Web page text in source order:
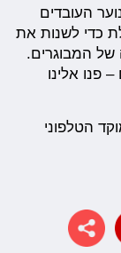
העובדים
כדי לשנות את
של המבוגרים.
– פנו אלינו
הטלפוני